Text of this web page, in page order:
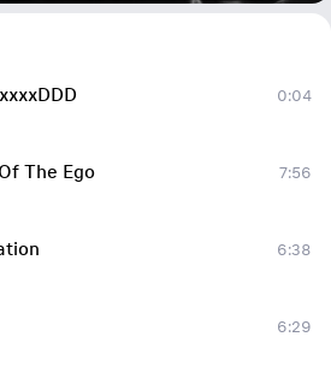
0:04
The Ego
7:56
6:38
6:29